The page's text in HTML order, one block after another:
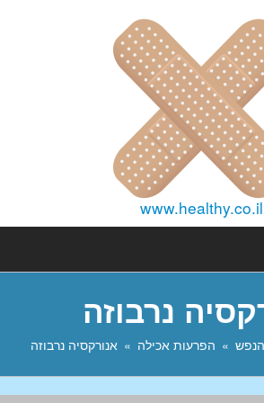
www.healthy.co.il
נרבוזה
הפרעות אכילה אנורקסיה נרבוזה